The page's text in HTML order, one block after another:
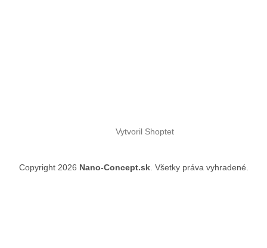
Vytvoril Shoptet
Copyright 2026 Nano-Concept.sk. Všetky práva vyhradené.